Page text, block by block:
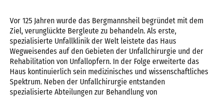
Vor 125 Jahren wurde das Bergmannsheil begründet mit dem
Ziel, verunglückte Bergleute zu behandeln. Als erste,
spezialisierte Unfallklinik der Welt leistete das Haus
Wegweisendes auf den Gebieten der Unfallchirurgie und der
Rehabilitation von Unfallopfern. In der Folge erweiterte das
Haus kontinuierlich sein medizinisches und wissenschaftliches
Spektrum. Neben der Unfallchirurgie entstanden
spezialisierte Abteilungen zur Behandlung von